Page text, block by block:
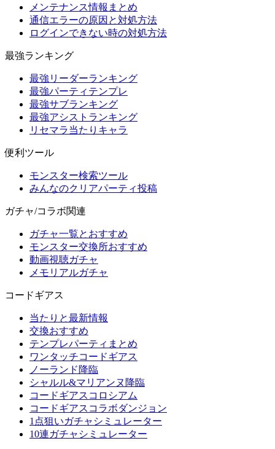
メンテナンス情報まとめ
通信エラーの原因と対処方法
ログインできない時の対処方法
最強ランキング
最強リーダーランキング
最強パーティテンプレ
最強サブランキング
最強アシストランキング
リセマラ当たりキャラ
便利ツール
モンスター検索ツール
みんなのクリアパーティ投稿
ガチャ/コラボ関連
ガチャ一覧とおすすめ
モンスター交換所おすすめ
動画視聴ガチャ
メモリアルガチャ
コードギアス
当たりと最新情報
交換おすすめ
テンプレパーティまとめ
ワンタッチコードギアス
ノーランド降臨
シャルル&マリアンヌ降臨
コードギアスコロシアム
コードギアスコラボダンジョン
1点狙いガチャシミュレーター
10連ガチャシミュレーター